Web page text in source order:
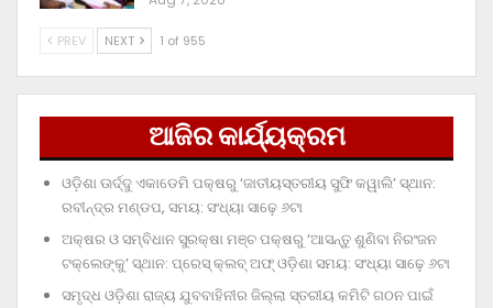
PREV NEXT 1 of 955
ଆଜିର କାର୍ଯ୍ୟକ୍ରମ
ଓଡ଼ିଶା ଊର୍ଦ୍ଦୁ ଏକାଡେମି ପକ୍ଷରୁ ‘ଜାତୀୟସ୍ତରୀୟ ସୁଫି କୱାଲି’ ସ୍ଥାନ:
ରବୀନ୍ଦ୍ର ମଣ୍ଡପ, ସମୟ: ସଂଧ୍ୟା ସାଢ଼େ ୬ଟା
ଅକ୍ଷର ଓ ସମ୍ବିଧାନ ସୁରକ୍ଷା ମଞ୍ଚ ପକ୍ଷରୁ ‘ଆସନ୍ତୁ ଶୁଣିବା ନିରଂଜନ
ଟକ୍‌ଲେଙ୍କୁ’ ସ୍ଥାନ: ପ୍ରେସ୍‌ କ୍ଲବ୍‌ ଅଫ୍‌ ଓଡ଼ିଶା ସମୟ: ସଂଧ୍ୟା ସାଢ଼େ ୬ଟା
ସମୃଦ୍ଧ ଓଡ଼ିଶା ରାଜ୍ୟ ଯୁବବାହିନୀର ଜିଲ୍ଲା ସ୍ତରୀୟ କମିଟି ଗଠନ ପାଇଁ